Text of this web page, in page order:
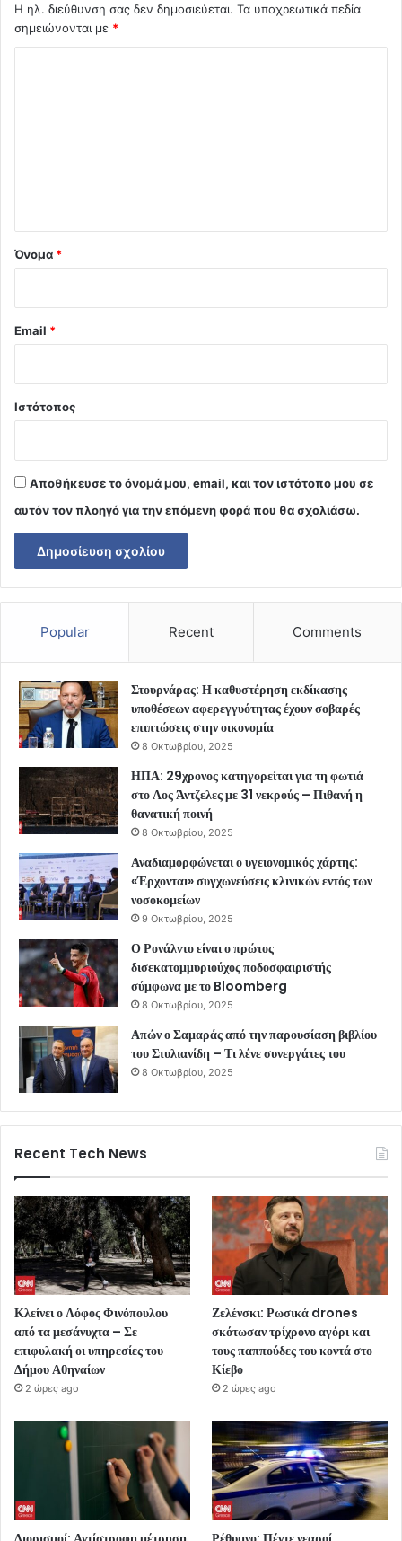
Η ηλ. διεύθυνση σας δεν δημοσιεύεται. Τα υποχρεωτικά πεδία
σημειώνονται με *
Όνομα *
Email *
Ιστότοπος
Αποθήκευσε το όνομά μου, email, και τον ιστότοπο μου σε
αυτόν τον πλοηγό για την επόμενη φορά που θα σχολιάσω.
Popular Recent Comments
Στουρνάρας: Η καθυστέρηση εκδίκασης
υποθέσεων αφερεγγυότητας έχουν σοβαρές
επιπτώσεις στην οικονομία
8 Οκτωβρίου, 2025
ΗΠΑ: 29χρονος κατηγορείται για τη φωτιά
στο Λος Άντζελες με 31 νεκρούς – Πιθανή η
θανατική ποινή
8 Οκτωβρίου, 2025
Αναδιαμορφώνεται ο υγειονομικός χάρτης:
«Έρχονται» συγχωνεύσεις κλινικών εντός των
νοσοκομείων
9 Οκτωβρίου, 2025
Ο Ρονάλντο είναι ο πρώτος
δισεκατομμυριούχος ποδοσφαιριστής
σύμφωνα με το Bloomberg
8 Οκτωβρίου, 2025
Απών ο Σαμαράς από την παρουσίαση βιβλίου
του Στυλιανίδη – Τι λένε συνεργάτες του
8 Οκτωβρίου, 2025
Recent Tech News
Κλείνει ο Λόφος Φινόπουλου
από τα μεσάνυχτα – Σε
επιφυλακή οι υπηρεσίες του
Δήμου Αθηναίων
2 ώρες ago
Ζελένσκι: Ρωσικά drones
σκότωσαν τρίχρονο αγόρι και
τους παππούδες του κοντά στο
Κίεβο
2 ώρες ago